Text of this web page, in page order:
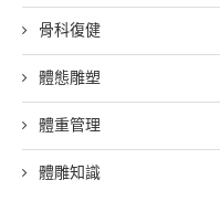
骨科復健
體態雕塑
體重管理
體雕知識